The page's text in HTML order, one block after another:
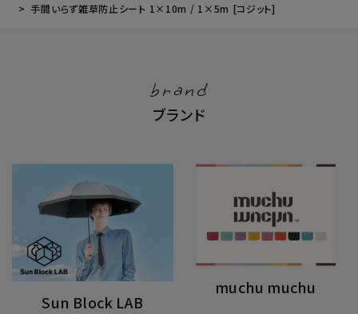
手間いらず雑草防止シート 1×10m / 1×5m [コジット]
brand
ブランド
Sun Block LAB
muchu muchu